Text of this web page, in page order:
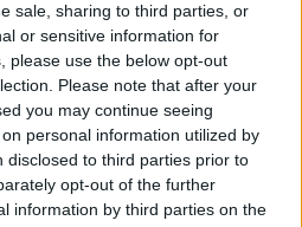
sale, sharing to third parties, or
or sensitive information for
please use the below opt-out
Please note that after your
you may continue seeing
personal information utilized by
disclosed to third parties prior to
opt-out of the further
information by third parties on the